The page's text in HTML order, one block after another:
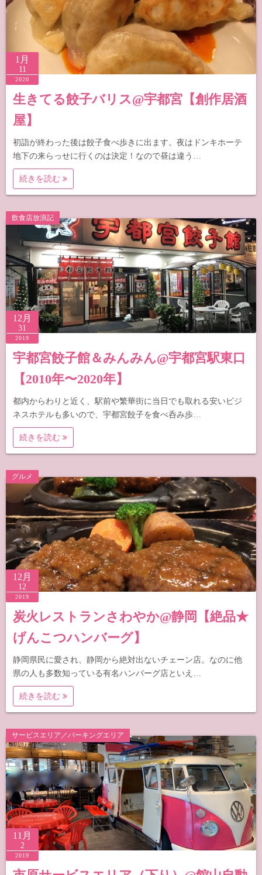
1月
11
2020
生きてる餃子バリス@宇都宮【創作居酒
屋】
初詣が終わった後は餃子食べ歩きに出ます。夜はドンキホーテ
地下の来らっせに行くのは決定！なので昼は違う…
続きを読む
飲食店放浪記
12月
31
2019
宇都宮餃子館＆みんみん@宇都宮駅東口
【2010年〜2020年】
都内からわりと近く、駅前や繁華街に当日でも取れる安いビジ
ネスホテルも多いので、宇都宮餃子を食べ呑み歩…
続きを読む
グルメ
12月
12
2019
炭火レストランさわやか@静岡【絶品★
げんこつハンバーグ】
静岡県民に愛され、静岡から絶対出ないチェーン店。なのに他
県の人も多数知っている有名ハンバーグ店といえ…
続きを読む
サービスエリア／パーキングエリア
11月
2
2019